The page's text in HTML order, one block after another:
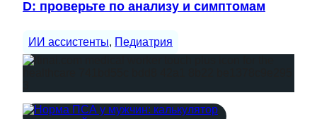
D: проверьте по анализу и симптомам
ИИ ассистенты, Педиатрия